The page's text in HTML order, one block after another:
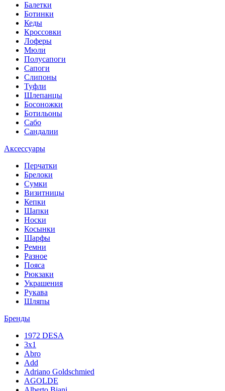
Балетки
Ботинки
Кеды
Кроссовки
Лоферы
Мюли
Полусапоги
Сапоги
Слипоны
Туфли
Шлепанцы
Босоножки
Ботильоны
Сабо
Сандалии
Аксессуары
Перчатки
Брелоки
Сумки
Визитницы
Кепки
Шапки
Носки
Косынки
Шарфы
Ремни
Разное
Пояса
Рюкзаки
Украшения
Рукава
Шляпы
Бренды
1972 DESA
3x1
Abro
Add
Adriano Goldschmied
AGOLDE